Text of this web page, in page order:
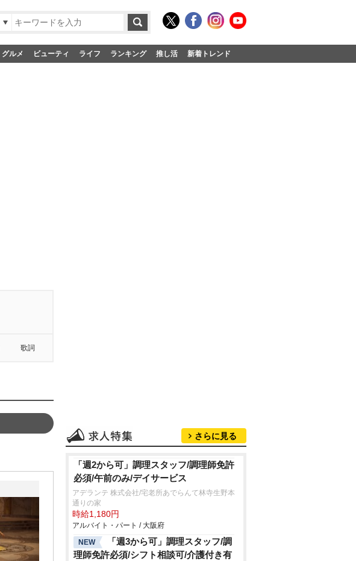
グルメ ビューティ ライフ ランキング 推し活 新着トレンド
歌詞
さらに見る
「週2から可」調理スタッフ/調理師免許
必須/午前のみ/デイサービス
アデランテ 株式会社/宅老所あでらんて林寺生野本
通りの家
時給1,180円
アルバイト・パート / 大阪府
NEW
「週3から可」調理スタッフ/調
理師免許必須/シフト相談可/介護付き有